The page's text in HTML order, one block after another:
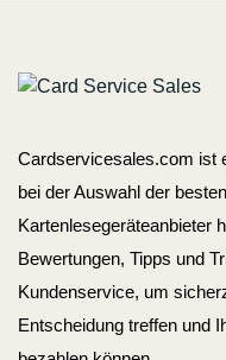
Cardservicesales.com ist
bei der Auswahl der
Kartenlesegeräteanbieter
Bewertungen, Tipps und
Kundenservice, um
Entscheidung treffen und